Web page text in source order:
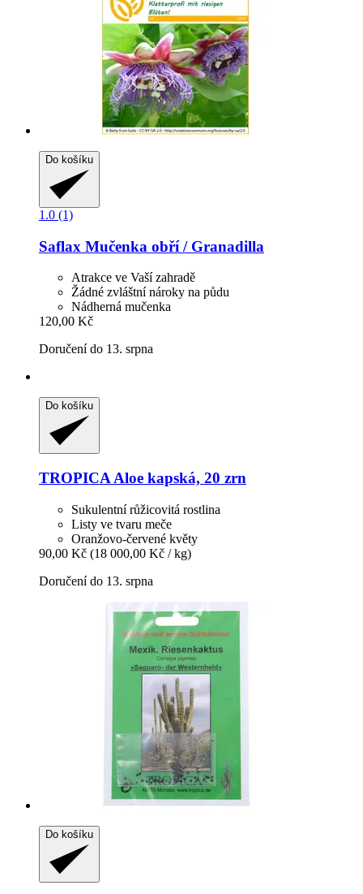
Do košíku
1.0 (1)
Saflax Mučenka obří / Granadilla
Atrakce ve Vaší zahradě
Žádné zvláštní nároky na půdu
Nádherná mučenka
120,00 Kč
Doručení do 13. srpna
Do košíku
TROPICAAloe kapská, 20 zrn
Sukulentní růžicovitá rostlina
Listy ve tvaru meče
Oranžovo-červené květy
90,00 Kč (18 000,00 Kč / kg)
Doručení do 13. srpna
Do košíku